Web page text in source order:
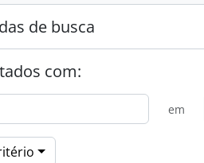
de busca
com:
em